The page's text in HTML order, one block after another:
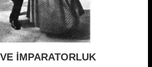
İMPARATORLUK